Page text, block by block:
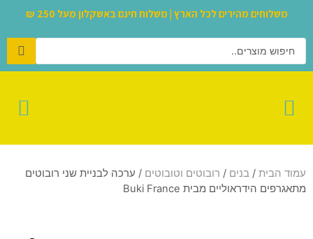
משלוחים מהירים לכל הארץ | משלוח חינם באשקלון מעל 250 ₪
עמוד הבית / בנים / רובוטים וטובוטים / ערכה לבניית שני רובוטים
מתאגרפים הידראוליים מבית Buki France